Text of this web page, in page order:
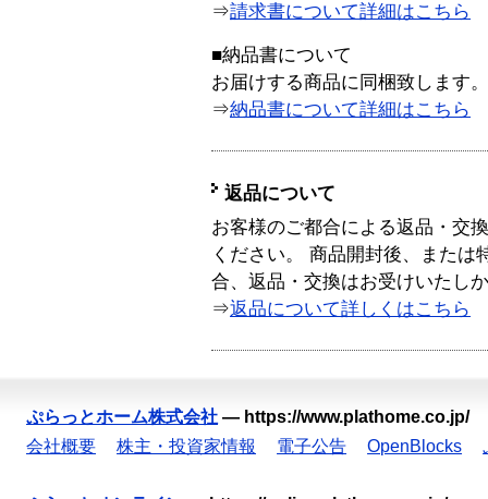
⇒請求書について詳細はこちら
■納品書について
お届けする商品に同梱致します。
⇒納品書について詳細はこちら
返品について
お客様のご都合による返品・交
ください。 商品開封後、または
合、返品・交換はお受けいたし
⇒返品について詳しくはこちら
ぷらっとホーム株式会社 — https://www.plathome.co.jp/
会社概要
株主・投資家情報 電子公告 OpenBlocks